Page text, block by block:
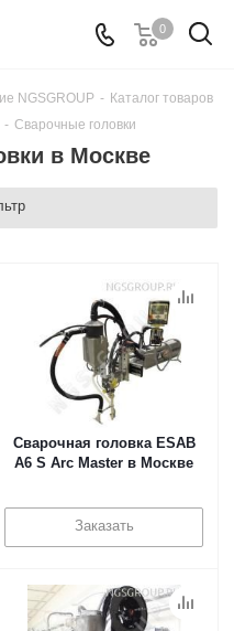
0
NGSGROUP - Каталог товаров
- Сварочные головки
в Москве
Сварочная головка ESAB
А6 S Arc Master в Москве
Заказать